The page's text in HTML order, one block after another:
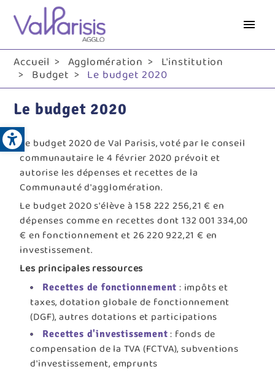
Open toolbar
Accueil Agglomération L'institution
Budget Le budget 2020
Le budget 2020
Le budget 2020 de Val Parisis, voté par le conseil
communautaire le 4 février 2020 prévoit et
autorise les dépenses et recettes de la
Communauté d'agglomération.
Le budget 2020 s'élève à 158 222 256,21 € en
dépenses comme en recettes dont 132 001 334,00
€ en fonctionnement et 26 220 922,21 € en
investissement.
Les principales ressources
Recettes de fonctionnement : impôts et
taxes, dotation globale de fonctionnement
(DGF), autres dotations et participations
Recettes d'investissement : fonds de
compensation de la TVA (FCTVA), subventions
d'investissement, emprunts